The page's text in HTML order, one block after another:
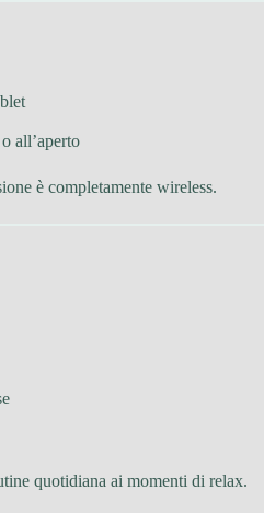
all’aperto
è completamente wireless.
quotidiana ai momenti di relax.